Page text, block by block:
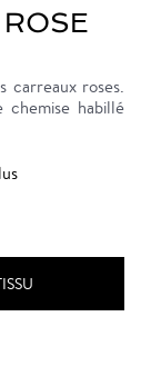
carreaux roses.
chemise habillé